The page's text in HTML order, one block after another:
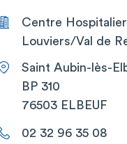
Centre
Louviers/Val de
Saint Aubin-lès-
BP 310
76503 ELBEUF
02 32 96 35 08